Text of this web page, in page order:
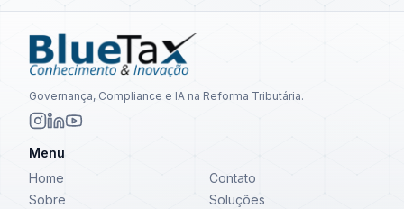
Governança, Compliance e IA na Reforma Tributária.
Menu
Home
Contato
Sobre
Soluções